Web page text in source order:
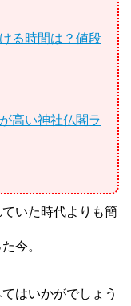
る時間は？値段
高い神社仏閣ラ
いた時代よりも簡
今。
はいかがでしょう